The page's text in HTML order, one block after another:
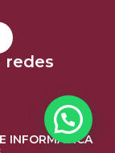
redes
INFORMÁTICA